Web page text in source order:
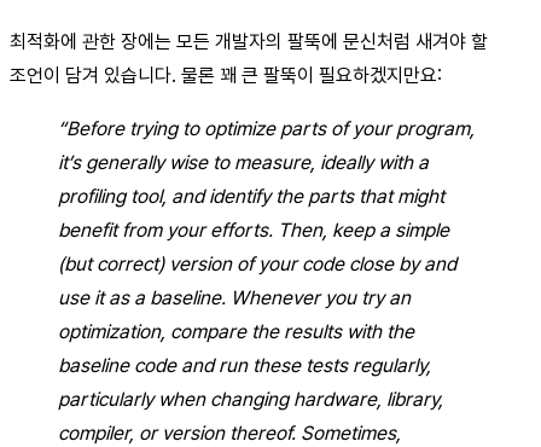
최적화에 관한 장에는 모든 개발자의 팔뚝에 문신처럼 새겨야 할
조언이 담겨 있습니다. 물론 꽤 큰 팔뚝이 필요하겠지만요:
“Before trying to optimize parts of your program,
it’s generally wise to measure, ideally with a
profiling tool, and identify the parts that might
benefit from your efforts. Then, keep a simple
(but correct) version of your code close by and
use it as a baseline. Whenever you try an
optimization, compare the results with the
baseline code and run these tests regularly,
particularly when changing hardware, library,
compiler, or version thereof. Sometimes,